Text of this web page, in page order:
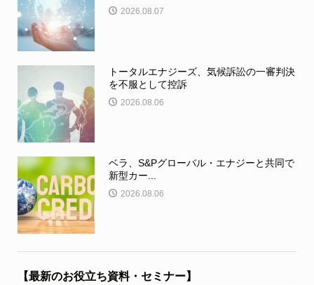
2026.08.07
トータルエナジーズ、気候訴訟の一審判決
を不服として控訴
2026.08.06
ベラ、S&Pグローバル・エナジーと共同で
新型カー...
2026.08.06
【最新のお役立ち資料・セミナー】